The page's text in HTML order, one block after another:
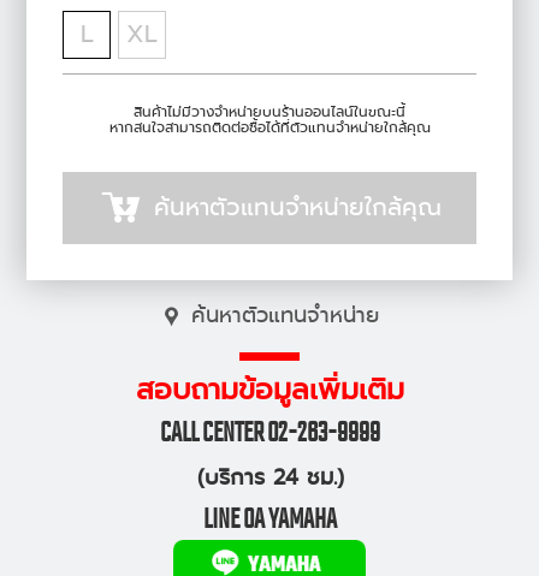
L
XL
สินค้าไม่มีวางจำหน่ายบนร้านออนไลน์ในขณะนี้
หากสนใจสามารถติดต่อซื้อได้ที่ตัวแทนจำหน่ายใกล้คุณ
ค้นหาตัวแทนจำหน่ายใกล้คุณ
ค้นหาตัวแทนจำหน่าย
สอบถามข้อมูลเพิ่มเติม
CALL CENTER 02-263-9999
(บริการ 24 ชม.)
LINE OA YAMAHA